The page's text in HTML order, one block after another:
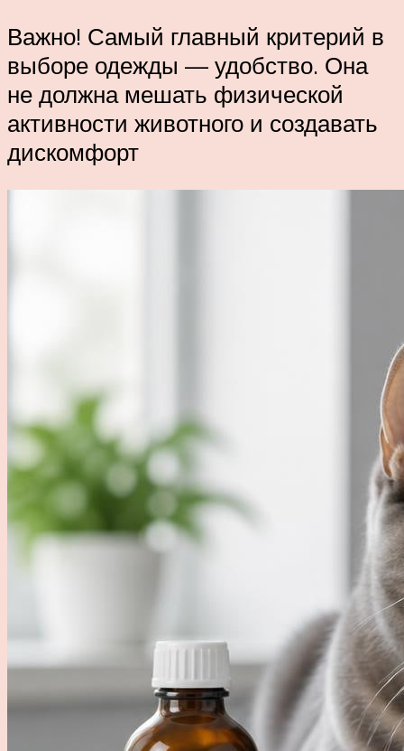
Важно! Самый главный критерий в
выборе одежды — удобство. Она
не должна мешать физической
активности животного и создавать
дискомфорт